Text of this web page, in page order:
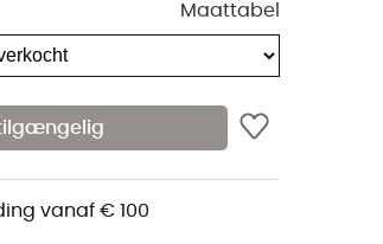
Maattabel
tilgængelig
vanaf € 100